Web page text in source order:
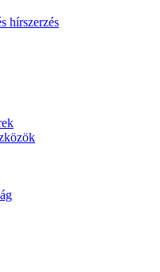
hírszerzés